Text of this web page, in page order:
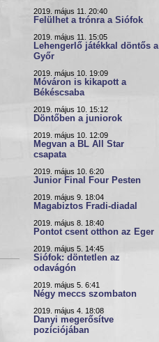
2019. május 11. 20:40
Felülhet a trónra a Siófok
2019. május 11. 15:05
Lehengerlő játékkal döntős a
Győr
2019. május 10. 19:09
Móváron is kikapott a
Békéscsaba
2019. május 10. 15:12
Döntőben a juniorok
2019. május 10. 12:09
Megvan a BL All Star
csapata
2019. május 10. 6:20
Junior Final Four Pesten
2019. május 9. 18:04
Magabiztos Fradi-diadal
2019. május 8. 18:40
Pontot csent otthon az Eger
2019. május 5. 14:45
Siófok: döntetlen az
odavágón
2019. május 5. 6:41
Négy meccs szombaton
2019. május 4. 18:08
Danyi megerősítve
pozíciójában